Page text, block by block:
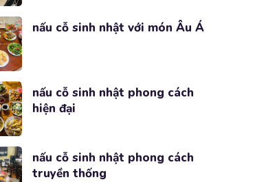
nấu cỗ sinh nhật với món Âu Á
nấu cỗ sinh nhật phong cách
hiện đại
nấu cỗ sinh nhật phong cách
truyền thống